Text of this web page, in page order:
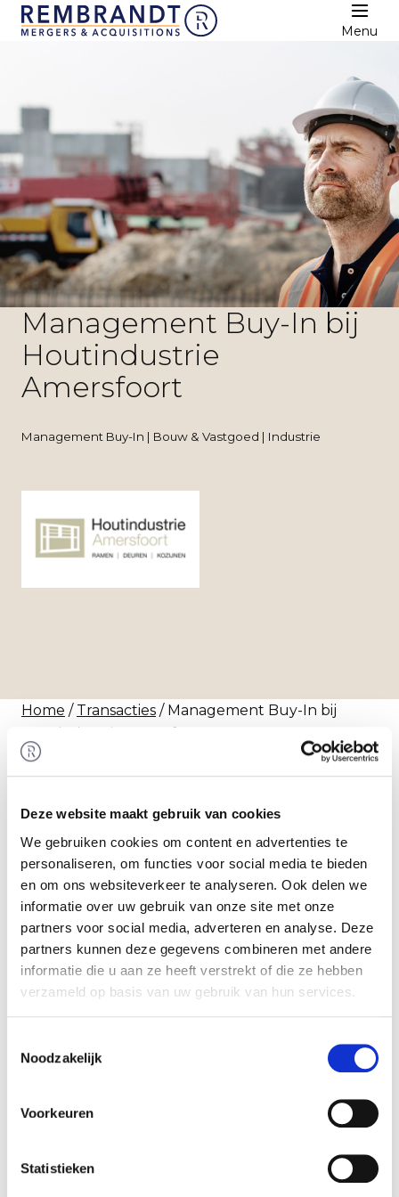
Deze website maakt gebruik van cookies
We gebruiken cookies om content en advertenties te
personaliseren, om functies voor social media te bieden
en om ons websiteverkeer te analyseren. Ook delen we
informatie over uw gebruik van onze site met onze
partners voor social media, adverteren en analyse. Deze
partners kunnen deze gegevens combineren met andere
informatie die u aan ze heeft verstrekt of die ze hebben
verzameld op basis van uw gebruik van hun services.
Noodzakelijk
Voorkeuren
Statistieken
Menu
Management Buy-In bij
Houtindustrie
Amersfoort
Management Buy-In | Bouw & Vastgoed | Industrie
Home / Transacties / Management Buy-In bij
Houtindustrie Amersfoort
Transactie
Oscar Berg heeft via een Management Buy-In
Houtindustrie Amersfoort B.V. Rembrandt Fusies
& Overnames heeft de verkoper begeleid bij het
realiseren van deze transactie.
Houtindustrie Amersfoort B.V.
Houtindustrie Amersfoort is een timmerfabriek
met meer dan 100 jaar historie. De onderneming
vervaardigt met name deuren, ramen, kozijnen,
projectbasis) geproduceerd voor particulieren,
www.houtindustrie-